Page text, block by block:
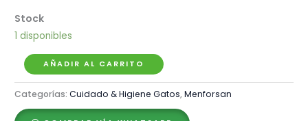
1 disponibles
Menforsan
Spray
Antiarañazos
para
AÑADIR AL CARRITO
Categorías:Cuidado & Higiene Gatos,Menforsan